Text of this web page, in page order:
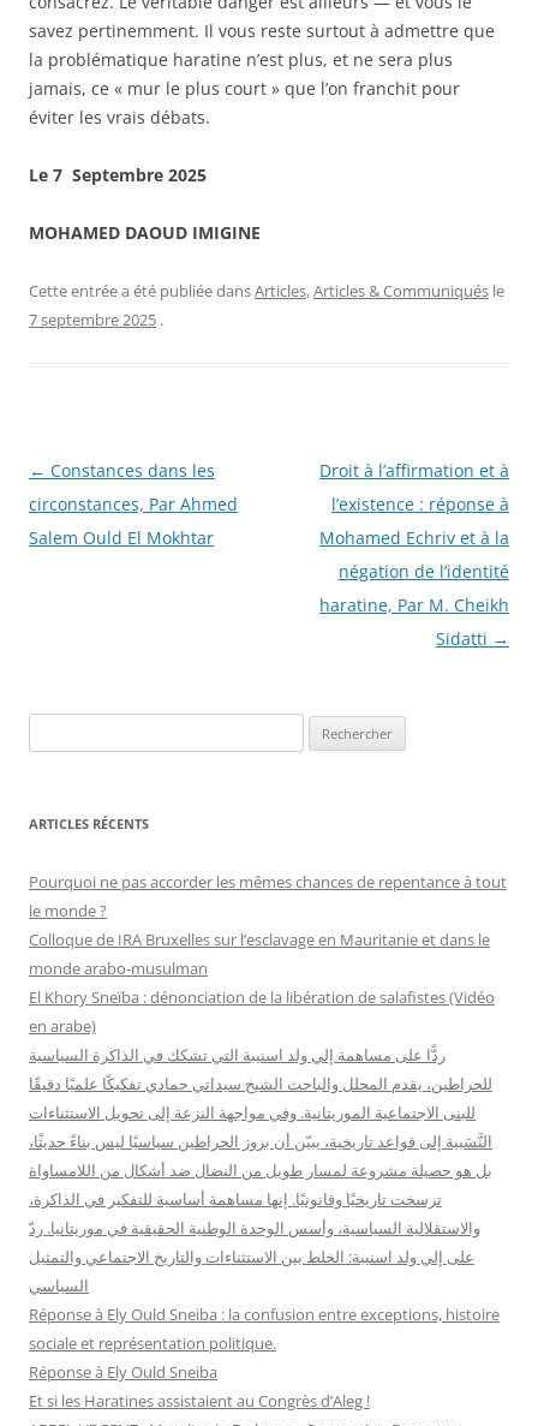
savez pertinemment. Il vous reste surtout à admettre que
la problématique haratine n’est plus, et ne sera plus
jamais, ce « mur le plus court » que l’on franchit pour
éviter les vrais débats.
Le 7 Septembre 2025
MOHAMED DAOUD IMIGINE
Cette entrée a été publiée dansArticles,Articles & Communiqués le
7 septembre 2025 .
Navigation
des
articles
← Constances dans les
circonstances, Par Ahmed
Salem Ould El Mokhtar
Droit à l’affirmation et à
l’existence : réponse à
Mohamed Echriv et à la
négation de l’identité
haratine, Par M. Cheikh
Sidatti →
e
h
r
c
h
r
ARTICLES RÉCENTS
Pourquoi ne pas accorder les mêmes chances de repentance à tout
le monde ?
Colloque de IRA Bruxelles sur l’esclavage en Mauritanie et dans le
monde arabo-musulman
El Khory Sneïba : dénonciation de la libération de salafistes (Vidéo
en arabe)
ردًّا على مساهمة إلي ولد اسنيبة التي تشكك في الذاكرة السياسية
للحراطين، يقدم المحلل والباحث الشيخ سيداتي حمادي تفكيكًا علميًا دقيقًا
للبنى الاجتماعية الموريتانية. وفي مواجهة النزعة إلى تحويل الاستثناءات
النَّسَبية إلى قواعد تاريخية، يبيّن أن بروز الحراطين سياسيًا ليس بناءً حديثًا،
بل هو حصيلة مشروعة لمسار طويل من النضال ضد أشكال من اللامساواة
ترسخت تاريخيًا وقانونيًا. إنها مساهمة أساسية للتفكير في الذاكرة،
والاستقلالية السياسية، وأسس الوحدة الوطنية الحقيقية في موريتانيا. ردّ
على إلي ولد اسنيبة: الخلط بين الاستثناءات والتاريخ الاجتماعي والتمثيل
السياسي
Réponse à Ely Ould Sneiba : la confusion entre exceptions, histoire
sociale et représentation politique.
Réponse à Ely Ould Sneiba
Et si les Haratines assistaient au Congrès d’Aleg !